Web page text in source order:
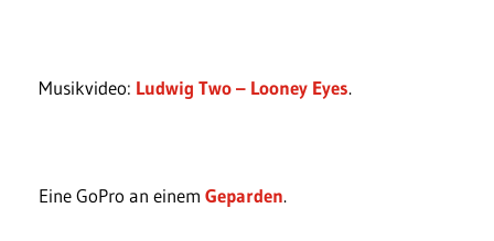
Musikvideo: Ludwig Two – Looney Eyes.
Eine GoPro an einem Geparden.